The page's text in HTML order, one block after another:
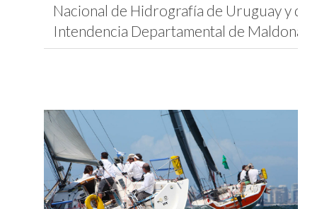
Nacional de Hidrografía de Uruguay y de
Intendencia Departamental de